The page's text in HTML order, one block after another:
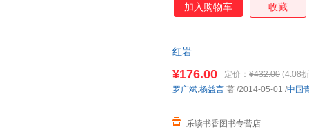
加入购物车 收藏
红岩
¥176.00 定价： ¥432.00 (4.08
乐读书香图书专营店
罗广斌,杨益言 著 /2014-05-01 /中国